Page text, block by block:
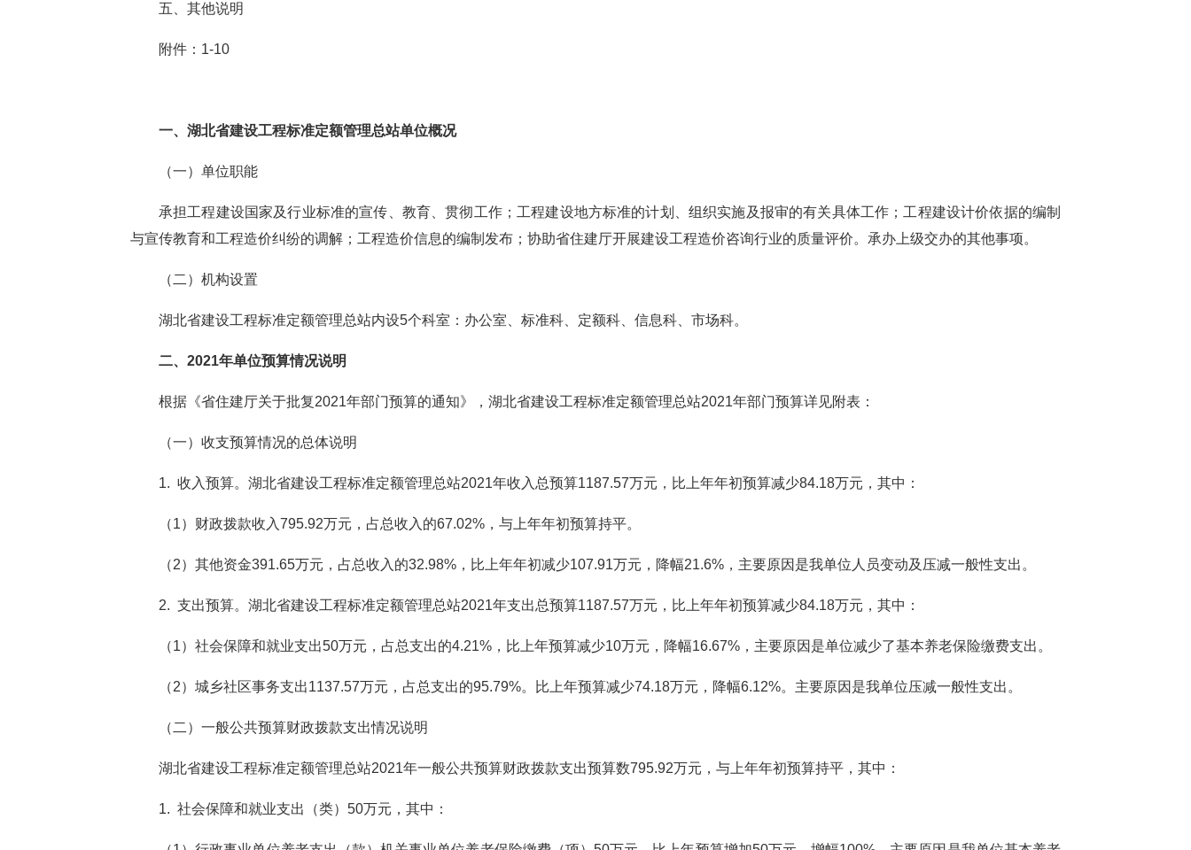
五 、其他说明
附件： 1-10
一、湖北省建设工程标准定额管理总站单位概况
（一）单位职能
承担工程建设国家及行业标准的宣传、教育、贯彻工作；工程建设地方标准的计划、组织实施及报审的有关具体工作；工程建设计价依据的编制
与宣传教育和工程造价纠纷的调解；工程造价信息的编制发布；协助省住建厅开展建设工程造价咨询行业的质量评价。承办上级交办的其他事项。
（二）机构设置
湖北省建设工程标准定额管理总站内设5个科室：办公室、标准科、定额科、信息科、市场科。
二、 2021年单位预算情况说明
根据《省住建厅关于批复2021年部门预算的通知》，湖北省建设工程标准定额管理总站2021年部门预算详见附表：
（一）收支预算情况的总体说明
1. 收入预算。湖北省建设工程标准定额管理总站2021年收入总预算1187.57万元，比上年年初预算减少84.18万元，其中：
（1）财政拨款收入795.92万元，占总收入的67.02%，与上年年初预算持平。
（2）其他资金391.65万元，占总收入的32.98%，比上年年初减少107.91万元，降幅21.6%，主要原因是我单位人员变动及压减一般性支出。
2. 支出预算。湖北省建设工程标准定额管理总站2021年支出总预算1187.57万元，比上年年初预算减少84.18万元，其中：
（1）社会保障和就业支出50万元，占总支出的4.21%，比上年预算减少10万元，降幅16.67%，主要原因是单位减少了基本养老保险缴费支出。
（2）城乡社区事务支出1137.57万元，占总支出的95.79%。比上年预算减少74.18万元，降幅6.12%。主要原因是我单位压减一般性支出。
（二）一般公共预算财政拨款支出情况说明
湖北省建设工程标准定额管理总站2021年一般公共预算财政拨款支出预算数795.92万元，与上年年初预算持平，其中：
1. 社会保障和就业支出（类）50万元，其中：